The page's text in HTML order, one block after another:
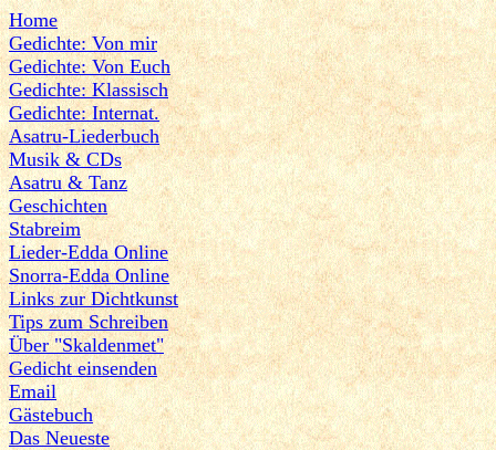
Home
Gedichte: Von mir
Gedichte: Von Euch
Gedichte: Klassisch
Gedichte: Internat.
Asatru-Liederbuch
Musik & CDs
Asatru & Tanz
Geschichten
Stabreim
Lieder-Edda Online
Snorra-Edda Online
Links zur Dichtkunst
Tips zum Schreiben
Über "Skaldenmet"
Gedicht einsenden
Email
Gästebuch
Das Neueste